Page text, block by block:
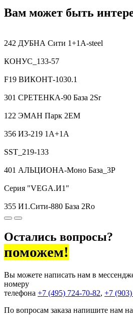
Вам может быть
242 ДУБНА Сити 1+1A-steel
КОНУС_133-57
F19 ВИКОНТ-1030.1
301 СРЕТЕНКА-90 База 2Sr
122 ЭМАН Парк 2EM
356 И3-219 1A+1A
SST_219-133
401 АЛЬЦИОНА-Моно База_3P
Серия "VEGA.И1"
355 И1.Сити-880 База 2Ro
Остались вопросы?
поможем!
Вы можете написать нам в
номеру
телефона +7 (495) 724-70-82, +7
По вопросам заказа напишите нам